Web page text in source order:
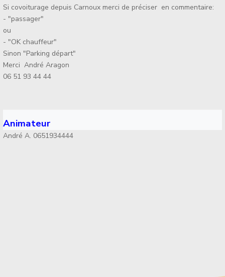
Si covoiturage depuis Carnoux merci de préciser en commentaire:
- "passager"
ou
- "OK chauffeur"
Sinon "Parking départ"
Merci André Aragon
06 51 93 44 44
Animateur
André A. 0651934444